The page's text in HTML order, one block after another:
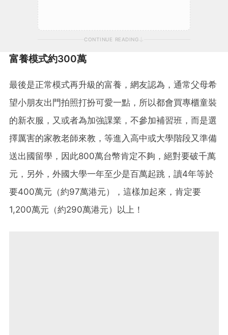
CONTINUE READING
富養模式約300萬
最後是正常模式再升級的富養，網友認為，通常父母希
望小朋友出門拍照打扮可愛一點，所以都會買專櫃童裝
的新衣服，又或者為加強課業，不參加補習班，而是選
擇厲害的家教老師來教，等進入高中或大學階段又準備
送出國留學，因此800萬台幣肯定不夠，絕對要破千萬
元，另外，外國大學一年至少是百萬起跳，讀4年等於
要400萬元（約97萬港元），這樣加起來，肯定要
1,200萬元（約290萬港元）以上！